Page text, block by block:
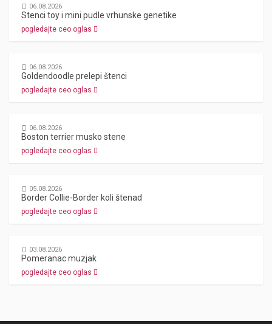
06.08.2026
Stenci toy i mini pudle vrhunske genetike
pogledajte ceo oglas
06.08.2026
Goldendoodle prelepi štenci
pogledajte ceo oglas
06.08.2026
Boston terrier musko stene
pogledajte ceo oglas
05.08.2026
Border Collie-Border koli štenad
pogledajte ceo oglas
03.08.2026
Pomeranac muzjak
pogledajte ceo oglas